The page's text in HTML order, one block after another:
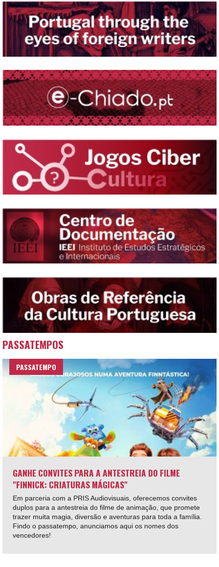
PASSATEMPOS
PASSATEMPO
GANHE CONVITES PARA A ANTESTREIA DO FILME
"FINNICK: CRIATURAS MÁGICAS"
Em parceria com a PRIS Audiovisuais, oferecemos convites
duplos para a antestreia do filme de animação, que promete
trazer muita magia, diversão e aventuras para toda a família.
Findo o passatempo, anunciamos aqui os nomes dos
vencedores!